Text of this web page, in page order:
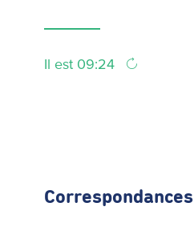
Il est 09:24
Correspondances